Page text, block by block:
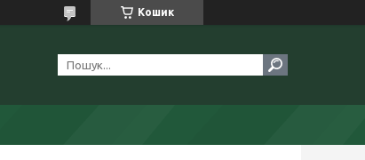
Кошик